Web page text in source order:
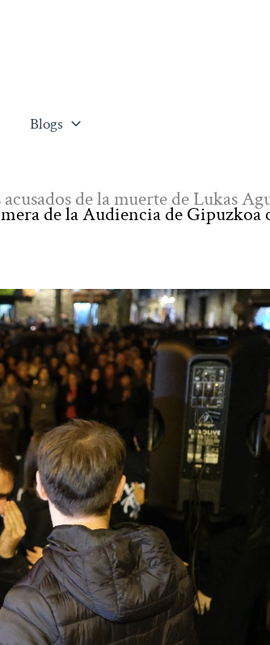
Blogs
de la muerte de Lukas
de la Audiencia de Gipuzkoa